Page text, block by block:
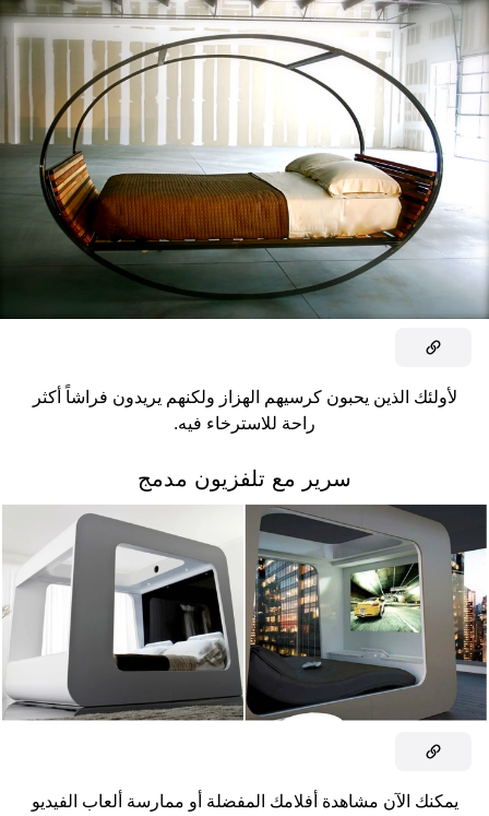
لأولئك الذين يحبون كرسيهم الهزاز ولكنهم يريدون فراشاً أكثر
راحة للاسترخاء فيه.
سرير مع تلفزيون مدمج
يمكنك الآن مشاهدة أفلامك المفضلة أو ممارسة ألعاب الفيديو